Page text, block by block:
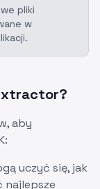
pliki
w
aby
uczyć się, jak
najlepsze